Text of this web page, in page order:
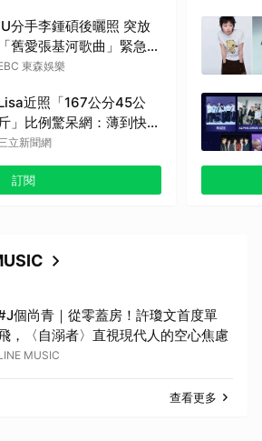
分手李鍾碩後曬照 突放
「舊愛張基河歌曲」緊急刪
了東森娛樂
近照「167公分45公
斤」比例驚呆網：薄到快消
立新聞網
訂閱
個尚青｜從零蓋房！許瓊文首度單
，〈自溺者〉直視現代人的空心焦慮
MUSIC
查看更多